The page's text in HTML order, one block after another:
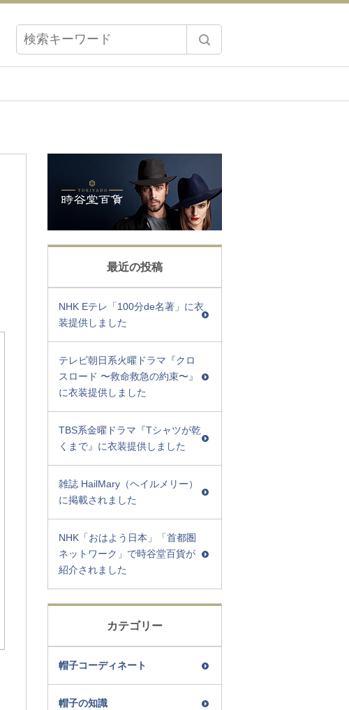
最近の投稿
NHK Eテレ「100分de名著」に衣
装提供しました
テレビ朝日系火曜ドラマ『クロ
スロード 〜救命救急の約束〜』
に衣装提供しました
TBS系金曜ドラマ『Tシャツが乾
くまで』に衣装提供しました
雑誌 HailMary（ヘイルメリー）
に掲載されました
NHK「おはよう日本」「首都圏
ネットワーク」で時谷堂百貨が
紹介されました
カテゴリー
帽子コーディネート
帽子の知識